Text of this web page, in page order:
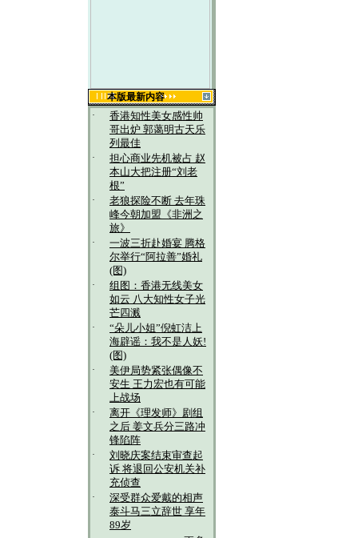
本版最新内容
·
香港知性美女感性帅
哥出炉 郭蔼明古天乐
列最佳
·
担心商业先机被占 赵
本山大把注册“刘老
根”
·
老狼探险不断 去年珠
峰今朝加盟《非洲之
旅》
·
一波三折赴婚宴 腾格
尔举行“阿拉善”婚礼
(图)
·
组图：香港无线美女
如云 八大知性女子光
芒四溅
·
“朵儿小姐”倪虹洁上
海辟谣：我不是人妖!
(图)
·
美伊局势紧张偶像不
安生 王力宏也有可能
上战场
·
离开《理发师》剧组
之后 姜文兵分三路冲
锋陷阵
·
刘晓庆案结束审查起
诉 将退回公安机关补
充侦查
·
深受群众爱戴的相声
泰斗马三立辞世 享年
89岁